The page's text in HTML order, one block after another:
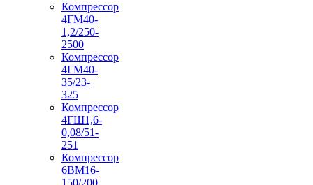
Компрессор
4ГМ40-
1,2/250-
2500
Компрессор
4ГМ40-
35/23-
325
Компрессор
4ГШ1,6-
0,08/51-
251
Компрессор
6ВМ16-
150/200